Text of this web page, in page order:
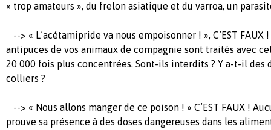
« trop amateurs », du frelon asiatique et du varroa, un
--> « L’acétamipride va nous empoisonner ! », C’EST FAUX
antipuces de vos animaux de compagnie sont traités avec
20 000 fois plus concentrées. Sont-ils interdits ? Y a-t-il des
colliers ?
--> « Nous allons manger de ce poison ! » C’EST FAUX !
prouve sa présence à des doses dangereuses dans les